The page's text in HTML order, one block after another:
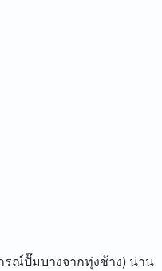
ณ์ปั๊มบางจากทุ่งช้าง) น่าน